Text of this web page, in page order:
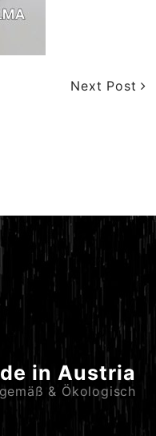
Next Post
in Austria
& Ökologisch